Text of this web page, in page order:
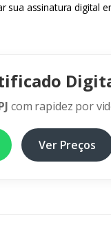
assinatura digital
com rapidez por
Ver Preços